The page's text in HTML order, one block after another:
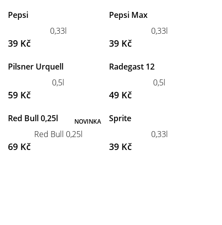
Pepsi
0,33l
39 Kč
Pepsi Max
0,33l
39 Kč
Pilsner Urquell
0,5l
59 Kč
Radegast 12
0,5l
49 Kč
NOVINKA
Red Bull 0,25l
Red Bull 0,25l
69 Kč
Sprite
0,33l
39 Kč